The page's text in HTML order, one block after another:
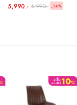
5,990.- 6,990.- -14%